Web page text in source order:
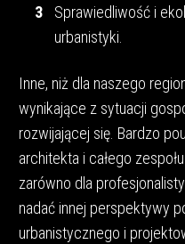
Sprawiedliwość i
urbanistyki.
Inne, niż dla naszego
wynikające z sytuacji
rozwijającej się. Bardzo
architekta i całego
zarówno dla
nadać innej perspektywy
urbanistycznego i